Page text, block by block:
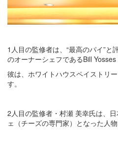
1人目の監修者は、“最高のパイ”と
のオーナーシェフであるBill Yosses
彼は、ホワイトハウスペイストリ
す。
2人目の監修者・村瀬 美幸氏は、
ェ（チーズの専門家）となった人物